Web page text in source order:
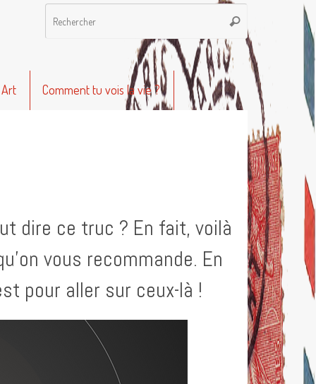
pour
:
Rechercher
Comment tu vois la vie ?
dire ce truc ? En fait, voilà
vous recommande. En
pour aller sur ceux-là !